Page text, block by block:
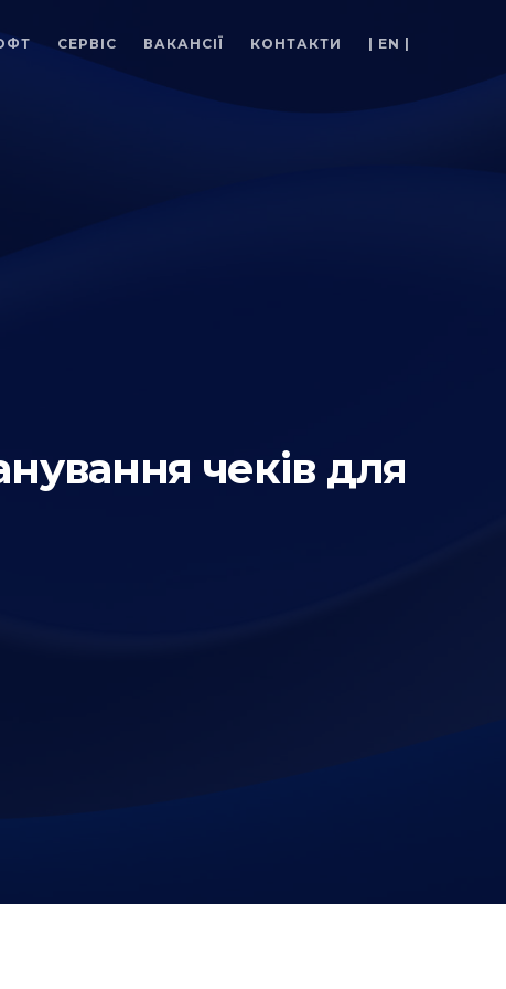
СЕРВІС ВАКАНСІЇ КОНТАКТИ | EN |
чеків для